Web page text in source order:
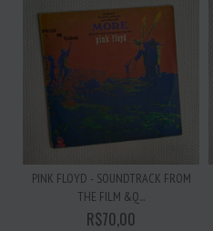
PINK FLOYD - SOUNDTRACK FROM
THE FILM &Q...
R$70,00